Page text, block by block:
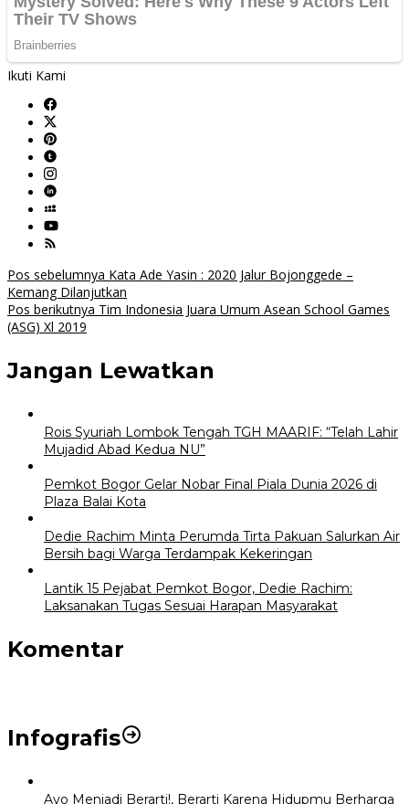
Ikuti Kami
Navigasi
pos
Pos sebelumnya Kata Ade Yasin : 2020 Jalur Bojonggede –
Kemang Dilanjutkan
Pos berikutnya Tim Indonesia Juara Umum Asean School Games
(ASG) Xl 2019
Jangan Lewatkan
Rois Syuriah Lombok Tengah TGH MAARIF: “Telah Lahir
Mujadid Abad Kedua NU”
Pemkot Bogor Gelar Nobar Final Piala Dunia 2026 di
Plaza Balai Kota
Dedie Rachim Minta Perumda Tirta Pakuan Salurkan Air
Bersih bagi Warga Terdampak Kekeringan
Lantik 15 Pejabat Pemkot Bogor, Dedie Rachim:
Laksanakan Tugas Sesuai Harapan Masyarakat
Komentar
Infografis
Ayo Menjadi Berarti!, Berarti Karena Hidupmu Berharga